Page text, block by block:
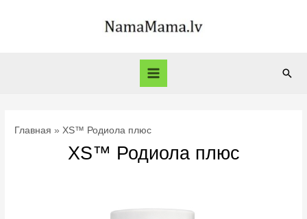
Main
Главная XS™ Родиола плюс
XS™ Родиола плюс